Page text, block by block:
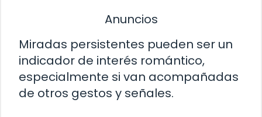
Anuncios
Miradas persistentes pueden ser un
indicador de interés romántico,
especialmente si van acompañadas
de otros gestos y señales.